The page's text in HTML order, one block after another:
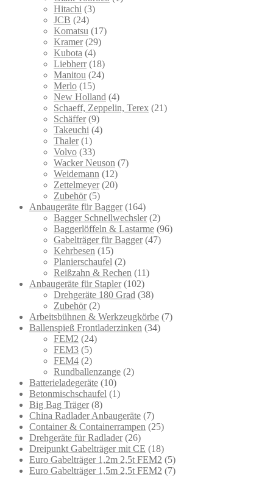
Hitachi (3)
JCB (24)
Komatsu (17)
Kramer (29)
Kubota (4)
Liebherr (18)
Manitou (24)
Merlo (15)
New Holland (4)
Schaeff, Zeppelin, Terex (21)
Schäffer (9)
Takeuchi (4)
Thaler (1)
Volvo (33)
Wacker Neuson (7)
Weidemann (12)
Zettelmeyer (20)
Zubehör (5)
Anbaugeräte für Bagger (164)
Bagger Schnellwechsler (2)
Baggerlöffeln & Lastarme (96)
Gabelträger für Bagger (47)
Kehrbesen (15)
Planierschaufel (2)
Reißzahn & Rechen (11)
Anbaugeräte für Stapler (102)
Drehgeräte 180 Grad (38)
Zubehör (2)
Arbeitsbühnen & Werkzeugkörbe (7)
Ballenspieß Frontladerzinken (34)
FEM2 (24)
FEM3 (5)
FEM4 (2)
Rundballenzange (2)
Batterieladegeräte (10)
Betonmischschaufel (1)
Big Bag Träger (8)
China Radlader Anbaugeräte (7)
Container & Containerrampen (25)
Drehgeräte für Radlader (26)
Dreipunkt Gabelträger mit CE (18)
Euro Gabelträger 1,2m 2,5t FEM2 (5)
Euro Gabelträger 1,5m 2,5t FEM2 (7)